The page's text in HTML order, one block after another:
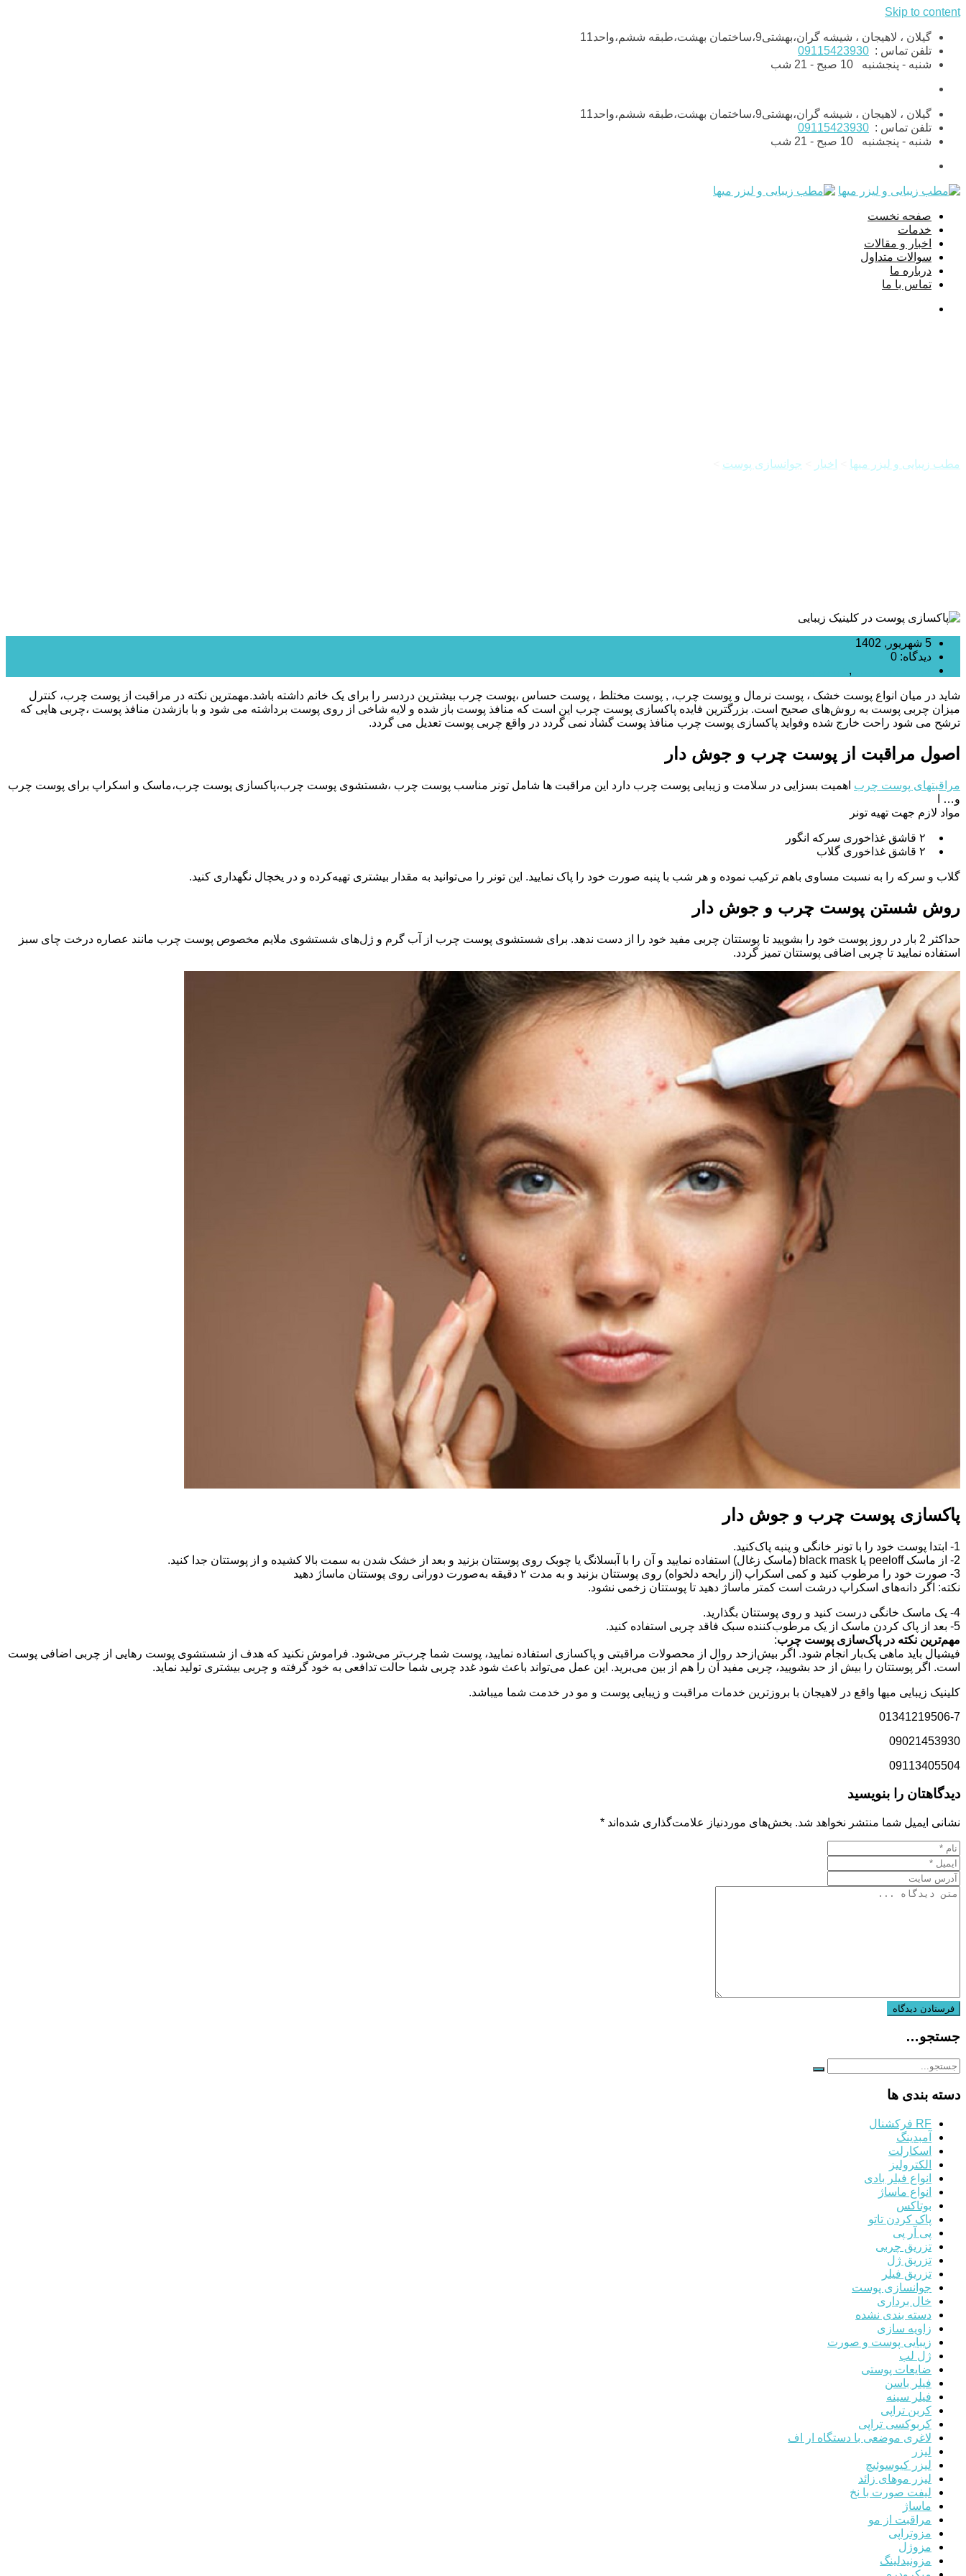
Skip to content
گیلان ، لاهیجان ، شیشه گران،بهشتی9،ساختمان بهشت،طبقه ششم،واحد11
تلفن تماس : 09115423930
شنبه - پنجشنبه
گیلان ، لاهیجان ، شیشه گران،بهشتی9،ساختمان بهشت،طبقه ششم،واحد11
تلفن تماس : 09115423930
شنبه - پنجشنبه
صفحه نخست
خدمات
اخبار و مقالات
سوالات متداول
درباره ما
تماس با ما
مطب زیبایی و لیزر میها اخبار جوانسازی پوست
5 شهریور, 1402
دیدگاه: 0
,
شاید در میان انواع پوست خشک ، پوست نرمال و پوست چرب، , پوست مختلط ، پوست حساس ،پوست چرب بیشترین دردسر را برای یک خانم داشته باشد.مهمترین نکته در مراقبت از پوست چرب، کنترل
میزان چربی پوست به روش‌های صحیح است. بزرگترین فایده پاکسازی پوست چرب این است که منافذ پوست باز شده و لایه شاخی از روی پوست برداشته می شود و با بازشدن منافذ پوست ،چربی هایی که
ترشح می شود راحت خارج شده وفواید پاکسازی پوست چرب منافذ پوست گشاد نمی گردد در واقع چربی پوست تعدیل می گردد.
اصول مراقبت از پوست چرب و جوش دار
مراقبتهای پوست چرب اهمیت بسزایی در سلامت و زیبایی پوست چرب دارد این مراقبت ها شامل تونر مناسب پوست چرب ،شستشوی پوست چرب،پاکسازی پوست چرب،ماسک و اسکراپ برای پوست چرب
و… ا
مواد لازم جهت تهیه تونر
گلاب و سرکه را به نسبت مساوی باهم ترکیب نموده و هر شب با پنبه صورت خود را پاک نمایید. این تونر را می‌توانید به مقدار بیشتری تهیه‌کرده و در یخچال نگهداری کنید.
روش شستن پوست چرب و جوش دار
حداکثر 2 بار در روز پوست خود را بشویید تا پوستتان چربی مفید خود را از دست ندهد. برای شستشوی پوست چرب از آب گرم و ژل‌های شستشوی ملایم مخصوص پوست چرب مانند عصاره درخت چای سبز
استفاده نمایید تا چربی اضافی پوستتان تمیز گردد.
پاکسازی پوست چرب و جوش دار
1- ابتدا پوست خود را با تونر خانگی و پنبه پاک‌کنید.
2- از ماسک peeloff یا black mask (ماسک زغال) استفاده نمایید و آن را با آبسلانگ یا چوبک روی پوستتان بزنید و بعد از خشک شدن به سمت بالا کشیده و از پوستتان جدا کنید.
3- صورت خود را مرطوب کنید و کمی اسکراپ (از رایحه دلخواه) روی پوستتان بزنید و به مدت ۲ دقیقه به‌صورت دورانی روی پوستتان ماساژ دهید
نکته: اگر دانه‌های اسکراپ درشت است کمتر ماساژ دهید تا پوستتان زخمی نشود.
4- یک ماسک خانگی درست کنید و روی پوستتان بگذارید.
5- بعد از پاک کردن ماسک از یک مرطوب‌کننده سبک فاقد چربی استفاده کنید.
مهم‌ترین نکته در پاک‌سازی پوست چرب:
فیشیال باید ماهی یک‌بار انجام شود. اگر بیش‌ازحد روال از محصولات مراقبتی و پاکسازی استفاده نمایید، پوست شما چرب‌تر می‌شود. فراموش نکنید که هدف از شستشوی پوست رهایی از چربی اضافی پوست
است. اگر پوستتان را بیش از حد بشویید، چربی مفید آن را هم از بین می‌برید. این عمل می‌تواند باعث شود غدد چربی شما حالت تدافعی به خود گرفته و چربی بیشتری تولید نماید.
کلینیک زیبایی میها واقع در لاهیجان با بروزترین خدمات مراقبت و زیبایی پوست و مو در خدمت شما میباشد.
01341219506-7
09021453930
09113405504
دیدگاهتان را بنویسید
نشانی ایمیل شما منتشر نخواهد شد. بخش‌های موردنیاز علامت‌گذاری شده‌اند *
جستجو…
دسته بندی ها
RF فرکشنال
آمبدینگ
اسکارلت
الکترولیز
انواع فیلر بادی
انواع ماساژ
بوتاکس
پاک کردن تاتو
پی آر پی
تزریق چربی
تزریق ژل
تزریق فیلر
جوانسازی پوست
خال برداری
دسته بندی نشده
زاویه سازی
زیبایی پوست و صورت
ژل لب
ضایعات پوستی
فیلر باسن
فیلر سینه
کربن تراپی
کربوکسی تراپی
لاغری موضعی با دستگاه ار اف
لیزر
لیزر کیوسوئیچ
لیزر موهای زائد
لیفت صورت با نخ
ماساژ
مراقبت از مو
مزوتراپی
مزوژل
مزونیدلینگ